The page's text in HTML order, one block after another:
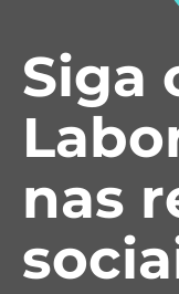
Siga
nas